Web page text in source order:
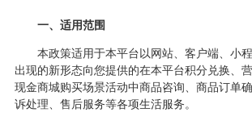
一、适用范围
本政策适用于本平台以网站、客户端、小
出现的新形态向您提供的在本平台积分兑换、
现金商城购买场景活动中商品咨询、商品订单
诉处理、售后服务等各项生活服务。